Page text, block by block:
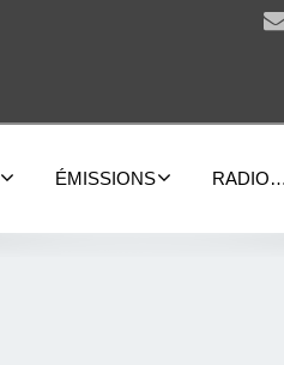
ÉMISSIONS